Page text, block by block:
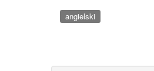
angielski